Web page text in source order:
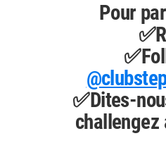
Pour
✅Dites-